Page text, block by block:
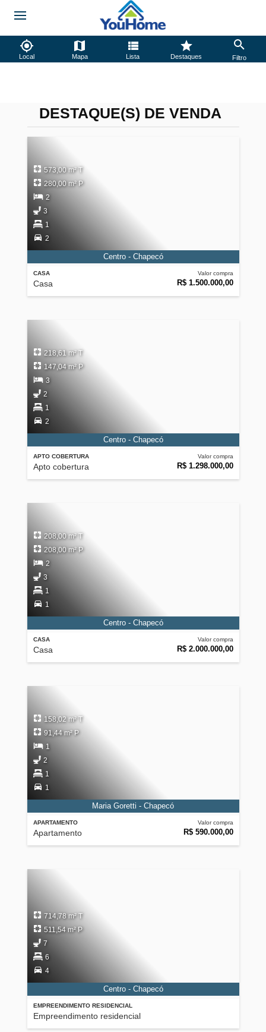
Local Mapa Lista Destaques Filtro
DESTAQUE(S) DE VENDA
CASA
Casa
Valor compra
R$ 1.500.000,00
573,00 m² T
280,00 m² P
2
3
1
2
Centro - Chapecó
APTO COBERTURA
Apto cobertura
Valor compra
R$ 1.298.000,00
218,61 m² T
147,04 m² P
3
2
1
2
Centro - Chapecó
CASA
Casa
Valor compra
R$ 2.000.000,00
208,00 m² T
208,00 m² P
2
3
1
1
Centro - Chapecó
APARTAMENTO
Apartamento
Valor compra
R$ 590.000,00
158,02 m² T
91,44 m² P
1
2
1
1
Maria Goretti - Chapecó
EMPREENDIMENTO RESIDENCIAL
Empreendimento residencial
714,78 m² T
511,54 m² P
7
6
4
Centro - Chapecó